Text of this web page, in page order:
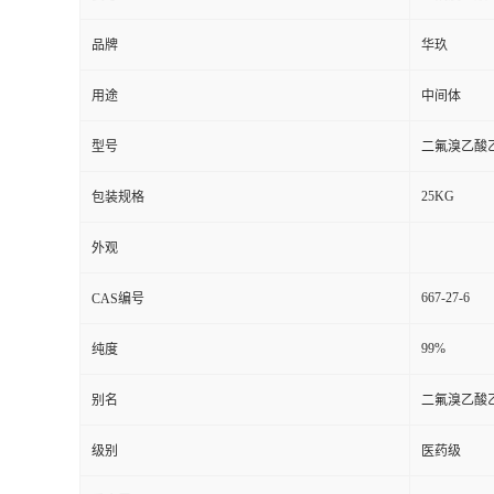
品牌 华玖
用途 中间体
型号 二氟溴乙酸
包装规格 25KG
外观
CAS编号 667-27-6
纯度 99%
别名 二氟溴乙酸
级别 医药级